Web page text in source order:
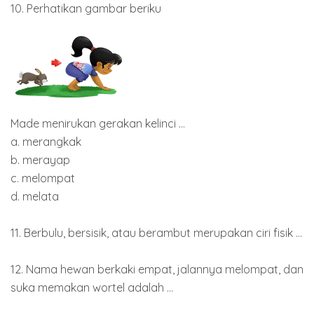
10. Perhatikan gambar beriku
Made menirukan gerakan kelinci ...
a. merangkak
b. merayap
c. melompat
d. melata
11. Berbulu, bersisik, atau berambut merupakan ciri fisik ...
12. Nama hewan berkaki empat, jalannya melompat, dan
suka memakan wortel adalah ...